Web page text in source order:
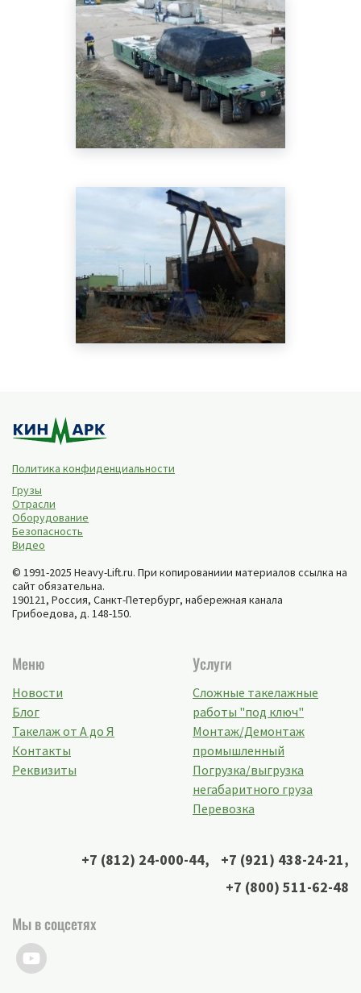
Политика конфиденциальности
Грузы
Отрасли
Оборудование
Безопасность
Видео
© 1991-2025 Heavy-Lift.ru. При копированиии материалов ссылка на
сайт обязательна.
190121, Россия, Санкт-Петербург, набережная канала
Грибоедова, д. 148-150.
Меню
Новости
Блог
Такелаж от А до Я
Контакты
Реквизиты
Услуги
Сложные такелажные
работы "под ключ"
Монтаж/Демонтаж
промышленный
Погрузка/выгрузка
негабаритного груза
Перевозка
+7 (812) 24-000-44, +7 (921) 438-24-21,
+7 (800) 511-62-48
Мы в соцсетях